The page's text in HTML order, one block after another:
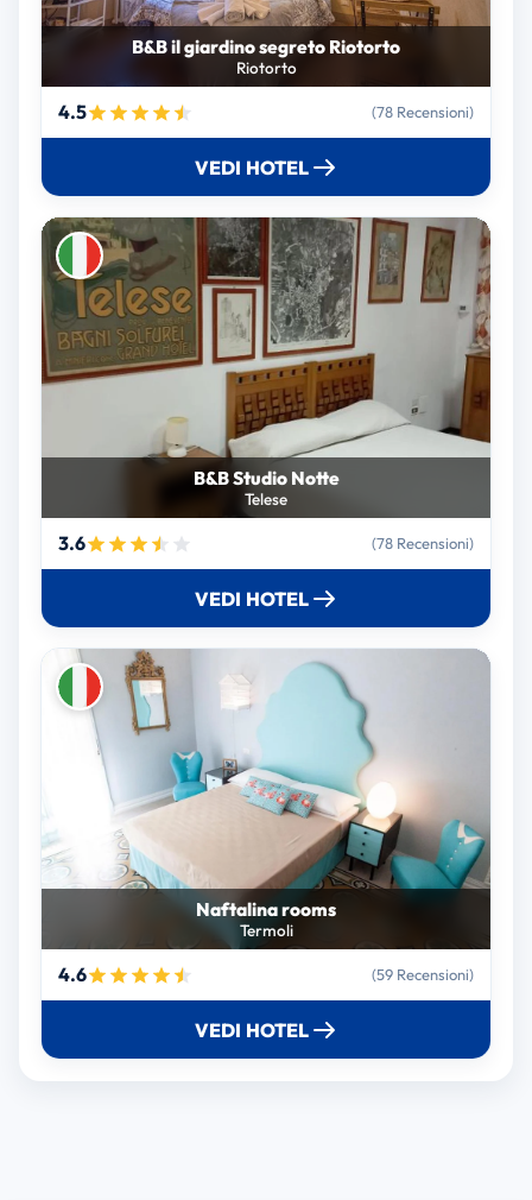
B&B il giardino segreto Riotorto
Riotorto
4.5 (78 Recensioni)
VEDI HOTEL
B&B Studio Notte
Telese
3.6 (78 Recensioni)
VEDI HOTEL
Naftalina rooms
Termoli
4.6 (59 Recensioni)
VEDI HOTEL